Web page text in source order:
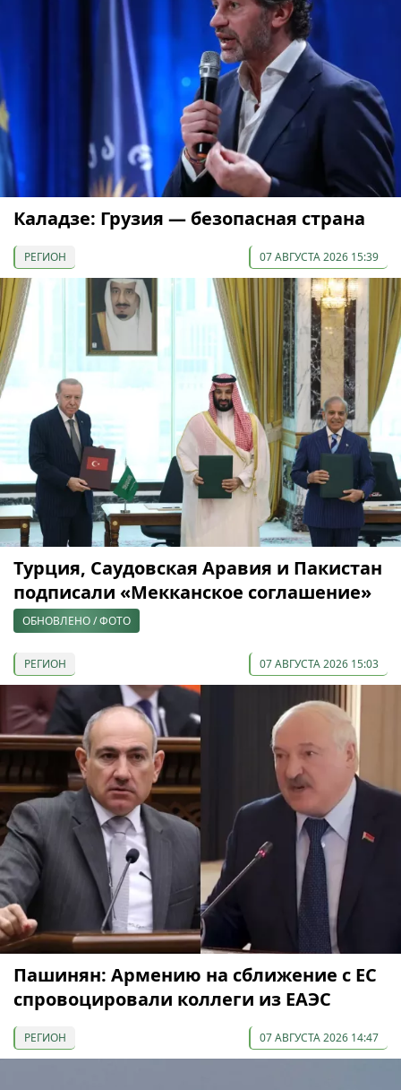
Каладзе: Грузия — безопасная страна
РЕГИОН 07 АВГУСТА 2026 15:39
Турция, Саудовская Аравия и Пакистан
подписали «Мекканское соглашение»
ОБНОВЛЕНО / ФОТО
РЕГИОН 07 АВГУСТА 2026 15:03
Пашинян: Армению на сближение с ЕС
спровоцировали коллеги из ЕАЭС
РЕГИОН 07 АВГУСТА 2026 14:47